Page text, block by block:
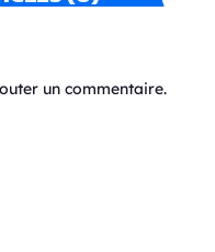
un commentaire.